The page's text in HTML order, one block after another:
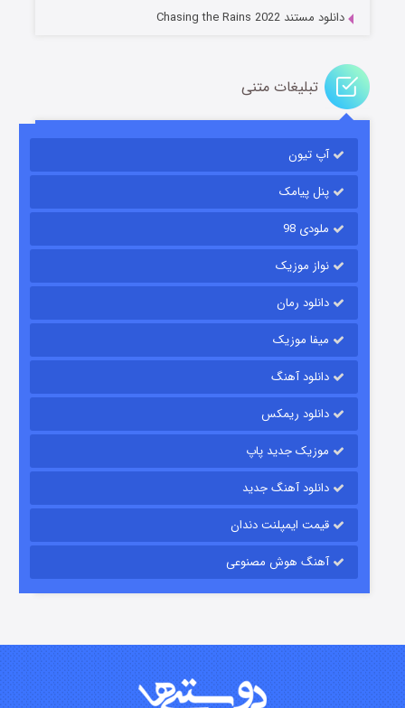
قسمت
قسمت2 (دوبله) منتشر شد
دانلود مستند Chasing the Rains 2022
تبلیغات متنی
آپ تیون
پنل پیامک
ملودی 98
نواز موزیک
دانلود رمان
میفا موزیک
دانلود آهنگ
دانلود ریمکس
موزیک جدید پاپ
دانلود آهنگ جدید
قیمت ایمپلنت دندان
آهنگ هوش مصنوعی